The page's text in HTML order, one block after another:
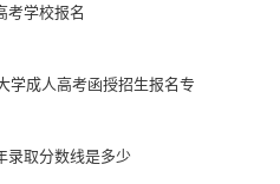
考学校报名
学成人高考函授招生报名专
录取分数线是多少